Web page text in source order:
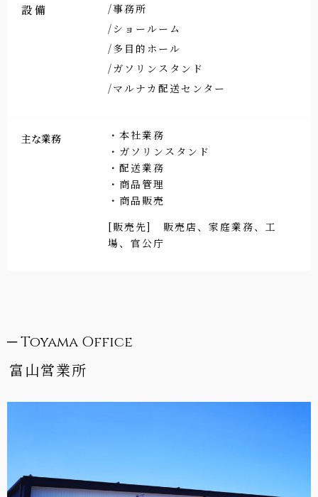
設備
/事務所
/ショールーム
/多目的ホール
/ガソリンスタンド
/マルナカ配送センター
主な業務
・本社業務
・ガソリンスタンド
・配送業務
・商品管理
・商品販売
[販売先] 販売店、家庭業務、工
場、官公庁
─ Toyama Office
富山営業所